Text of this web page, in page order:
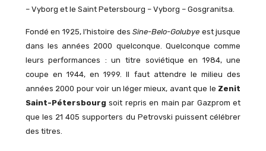
– Vyborg et le Saint Petersbourg – Vyborg – Gosgranitsa.
Fondé en 1925, l’histoire desSine-Belo-Golubye est jusque
dans les années 2000 quelconque. Quelconque comme
leurs performances : un titre soviétique en 1984, une
coupe en 1944, en 1999. Il faut attendre le milieu des
années 2000 pour voir un léger mieux, avant que le Zenit
Saint-Pétersbourg soit repris en main par Gazprom et
que les 21 405 supporters du Petrovski puissent célébrer
des titres.